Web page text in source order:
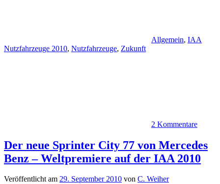
Allgemein, IAA
Nutzfahrzeuge 2010, Nutzfahrzeuge, Zukunft
2 Kommentare
Der neue Sprinter City 77 von Mercedes
Benz – Weltpremiere auf der IAA 2010
Veröffentlicht am 29. September 2010 von C. Weiher